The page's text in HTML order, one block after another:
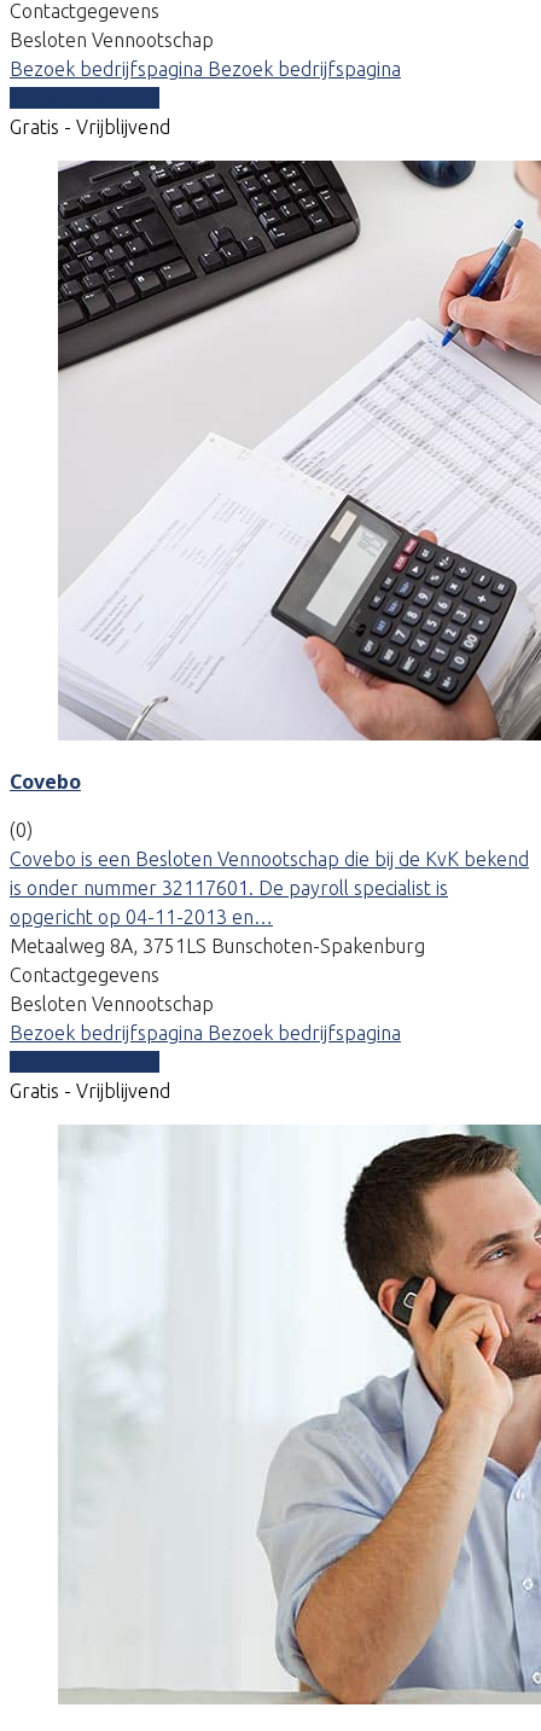
Contactgegevens
Besloten Vennootschap
Bezoek bedrijfspagina Bezoek bedrijfspagina
Gratis - Vrijblijvend
Covebo
(0)
Covebo is een Besloten Vennootschap die bij de KvK bekend
is onder nummer 32117601. De payroll specialist is
opgericht op 04-11-2013 en…
Metaalweg 8A, 3751LS Bunschoten-Spakenburg
Contactgegevens
Besloten Vennootschap
Bezoek bedrijfspagina Bezoek bedrijfspagina
Gratis - Vrijblijvend